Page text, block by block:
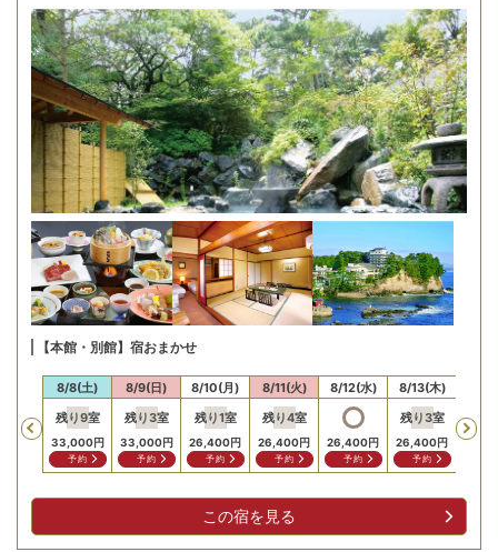
【本館・別館】宿おまかせ
Previous
8/8(土)
残り9室
33,000円
予約
8/9(日)
残り3室
33,000円
予約
8/10(月)
残り1室
26,400円
予約
8/11(火)
残り4室
26,400円
予約
8/12(水)
26,400円
予約
8/13(木)
残り3室
26,400円
予約
この宿を見る